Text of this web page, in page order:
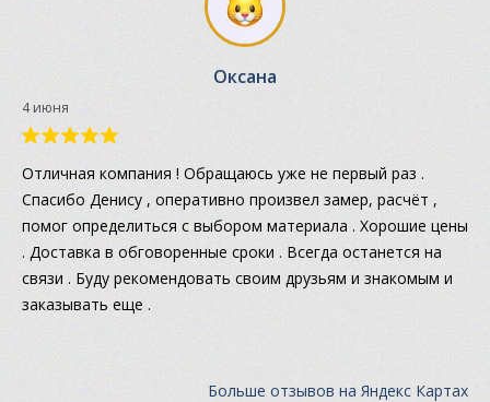
Оксана
4 июня
Отличная компания ! Обращаюсь уже не первый раз .
Спасибо Денису , оперативно произвел замер, расчёт ,
помог определиться с выбором материала . Хорошие цены
. Доставка в обговоренные сроки . Всегда останется на
связи . Буду рекомендовать своим друзьям и знакомым и
заказывать еще .
Больше отзывов на Яндекс Картах